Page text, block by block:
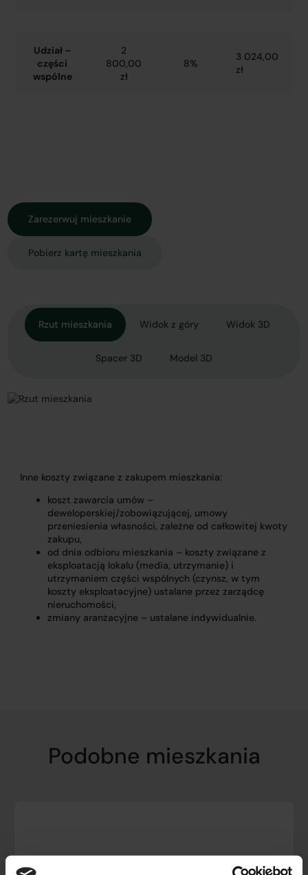
Rzut mieszkania Widok z góry Widok 3D
Spacer 3D Model 3D
Inne koszty związane z zakupem mieszkania:
koszt zawarcia umów –
deweloperskiej/zobowiązującej, umowy
przeniesienia własności, zależne od całkowitej kwoty
zakupu,
od dnia odbioru mieszkania – koszty związane z
eksploatacją lokalu (media, utrzymanie) i
utrzymaniem części wspólnych (czynsz, w tym
koszty eksploatacyjne) ustalane przez zarządcę
nieruchomości,
zmiany aranżacyjne – ustalane indywidualnie.
Udział –
części
wspólne
2
800,00
zł
8%
3 024,00
zł
Zarezerwuj mieszkanie
Pobierz kartę mieszkania
Podobne mieszkania